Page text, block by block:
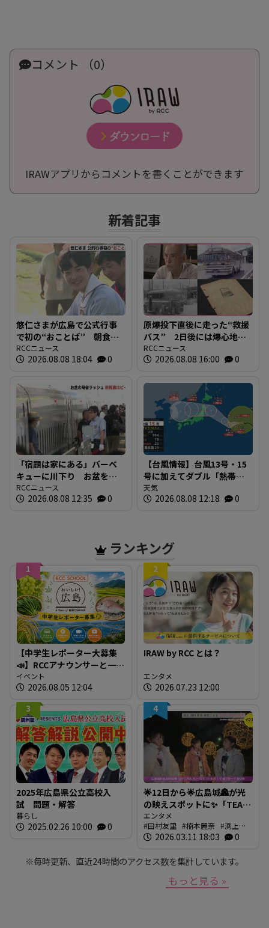
コメント （0）
IRAWアプリからコメントを書くことができます
新着記事
悠仁さまが広島で公式行事
で初の“おことば” 朝食作
りや丸太切りも 福山市で
は博物館を視察
RCCニュース
2026.08.08 18:04 0
原爆投下直後に走った“救援
バス” 2日後には爆心地至
近に路線バスも 戦時下か
ら復興まで支えた“バスの歴
RCCニュース
2026.08.08 16:00 0
「宿題は家にある」バーベ
キューに川下り お盆をふ
るさとで 帰省ラッシュピ
ークで新幹線の下りはほぼ
RCCニュース
2026.08.08 12:35 0
【台風情報】台風13号・15
号に加えてダブル「熱帯低
気圧」発生へ 15号はお盆
に日本直撃か ※18日まで
天気
2026.08.08 12:18 0
ランキング
1
【中学生レポーター大募集
📣】RCCアナウンサーと一緒
に「広島の食」の現場を取
材しよう！
イベント
2026.08.05 12:04
2
IRAW by RCC とは？
エンタメ
2026.07.23 12:00
3
2025年広島県公立高校入
試 問題・解答
暮らし
2025.02.26 10:00 0
4
🌟12日から🌟広島城🏯が光
の映えスポットに✨「TEAM
SHIRO」始動
❗【BUTSUBUTSU2】
エンタメ
田村友里
楠本麗奈
渕上沙
紀
新本穂乃佳 イマナマ
2026.03.11 18:03 0
※毎時更新、直近24時間のアクセス数を集計しています。
もっと見る »